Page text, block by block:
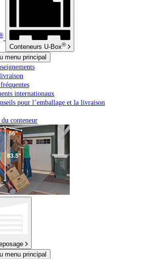
Conteneurs U-Box®
menu principal
internationaux
pour l’emballage et la livraison
conteneur
menu principal